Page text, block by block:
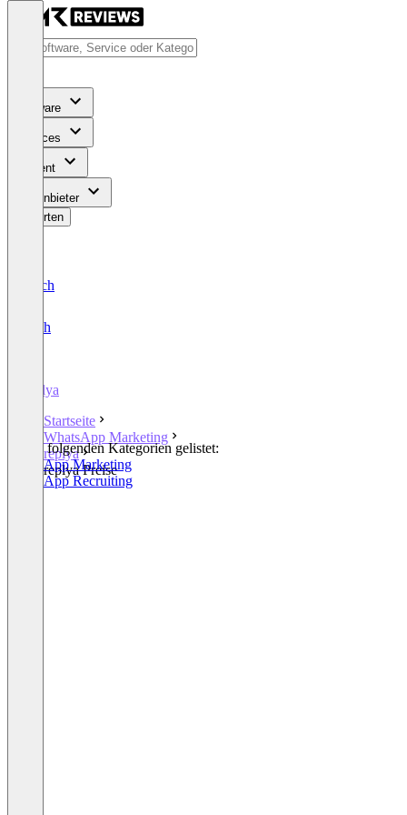
Software
Services
Content
Für Anbieter
Bewerten
Deutsch
English
replya
Startseite
WhatsApp Marketing
replya
replya Preise
In den folgenden Kategorien gelistet:
WhatsApp Marketing
WhatsApp Recruiting